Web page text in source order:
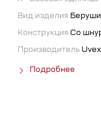
Вид изделия Беруши
Конструкция Со
Производитель Uvex
Подробнее